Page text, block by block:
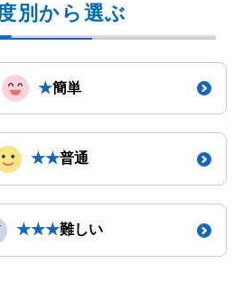
別から選ぶ
★簡単
★★普通
★★★難しい